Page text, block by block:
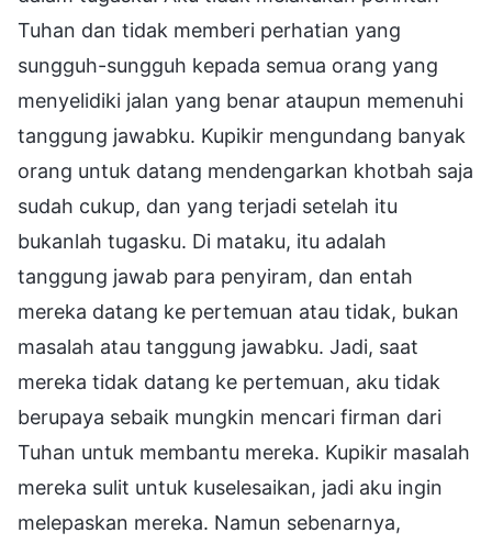
Tuhan dan tidak memberi perhatian yang
sungguh-sungguh kepada semua orang yang
menyelidiki jalan yang benar ataupun memenuhi
tanggung jawabku. Kupikir mengundang banyak
orang untuk datang mendengarkan khotbah saja
sudah cukup, dan yang terjadi setelah itu
bukanlah tugasku. Di mataku, itu adalah
tanggung jawab para penyiram, dan entah
mereka datang ke pertemuan atau tidak, bukan
masalah atau tanggung jawabku. Jadi, saat
mereka tidak datang ke pertemuan, aku tidak
berupaya sebaik mungkin mencari firman dari
Tuhan untuk membantu mereka. Kupikir masalah
mereka sulit untuk kuselesaikan, jadi aku ingin
melepaskan mereka. Namun sebenarnya,